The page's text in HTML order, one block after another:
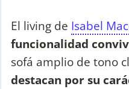
El living de Isabel
funcionalidad
sofá amplio de tono
destacan por su